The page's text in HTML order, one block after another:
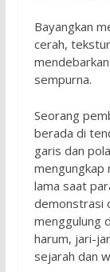
Bayangkan
cerah,
sempurna.
Seorang
berada di
garis dan
mengungkap
lama saat
demonstrasi
menggulung
harum, jari-
sejarah dan